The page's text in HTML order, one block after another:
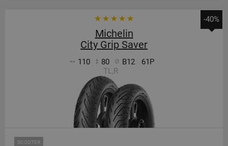
-40%
Michelin
City Grip Saver
110 80 B12
61P
TL,R
SCOOTER